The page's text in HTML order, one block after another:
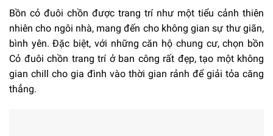
Bồn cỏ đuôi chồn được trang trí như một tiểu cảnh thiên
nhiên cho ngôi nhà, mang đến cho không gian sự thư giãn,
bình yên. Đặc biệt, với những căn hộ chung cư, chọn bồn
Cỏ đuôi chồn trang trí ở ban công rất đẹp, tạo một không
gian chill cho gia đình vào thời gian rảnh để giải tỏa căng
thẳng.